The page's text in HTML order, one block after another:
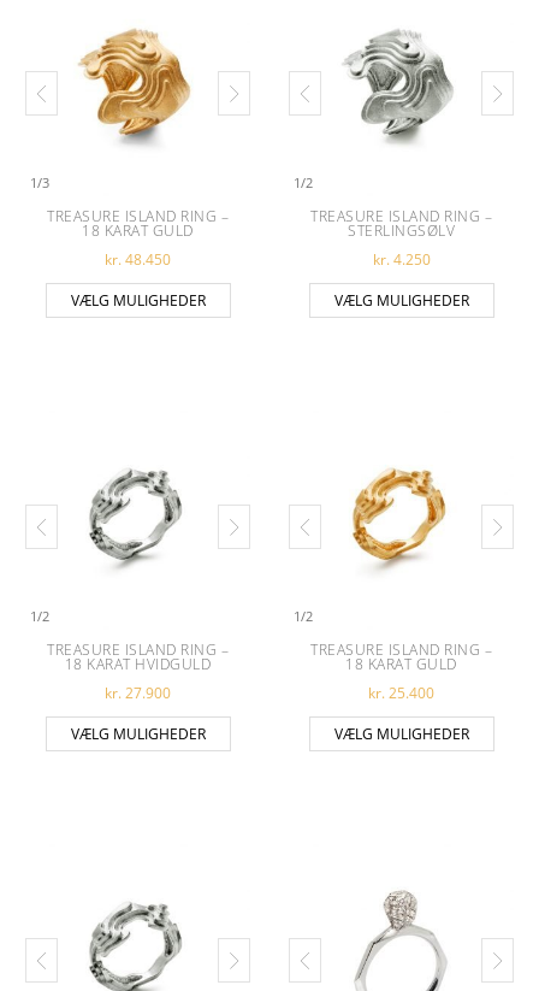
1/3
TREASURE ISLAND RING –
18 KARAT GULD
kr.48.450
VÆLG MULIGHEDER
Dette vare har flere varianter.
1/2
TREASURE ISLAND RING –
STERLINGSØLV
kr.4.250
VÆLG MULIGHEDER
1/2
TREASURE ISLAND RING –
18 KARAT HVIDGULD
kr.27.900
VÆLG MULIGHEDER
Dette vare har flere varianter.
1/2
TREASURE ISLAND RING –
18 KARAT GULD
kr.25.400
VÆLG MULIGHEDER